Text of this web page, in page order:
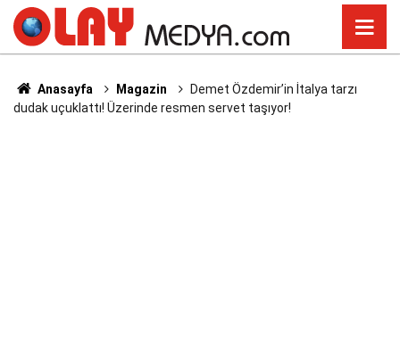
Anasayfa Magazin
Demet Özdemir’in İtalya tarzı
dudak uçuklattı! Üzerinde resmen servet taşıyor!